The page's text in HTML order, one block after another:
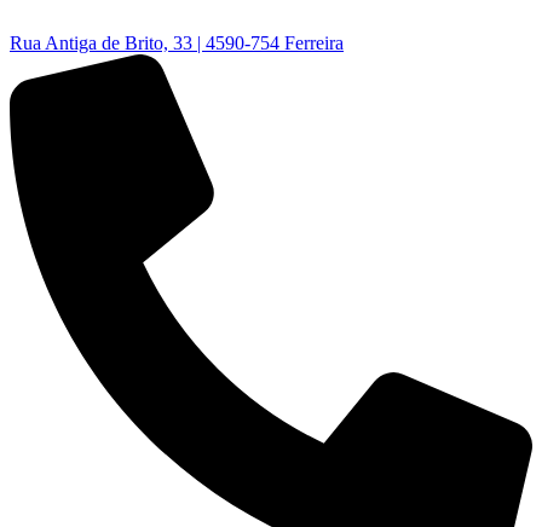
Rua Antiga de Brito, 33 | 4590-754 Ferreira